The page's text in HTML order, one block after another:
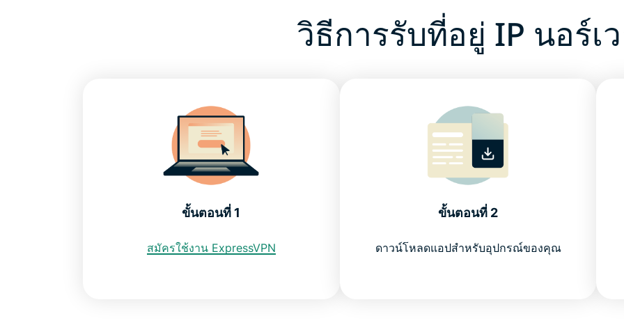
วิธีการรับที่อยู่ IP นอร์เ
ขั้นตอนที่ 1
สมัครใช้งาน ExpressVPN
ขั้นตอนที่ 2
ดาวน์โหลดแอปสำหรับอุปกรณ์ของคุณ